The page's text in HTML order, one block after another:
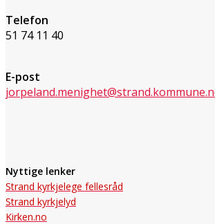
Telefon
51 74 11 40
E-post
Nyttige lenker
Strand kyrkjelege fellesråd
Strand kyrkjelyd
Kirken.no